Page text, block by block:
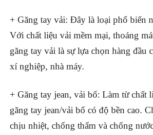
+ Găng tay vải: Đây là loại phổ biến
Với chất liệu vải mềm mại, thoáng
găng tay vải là sự lựa chọn hàng đầu
xí nghiệp, nhà máy.
+ Găng tay jean, vải bố: Làm từ chất
găng tay jean/vải bố có độ bền cao.
chịu nhiệt, chống thấm và chống